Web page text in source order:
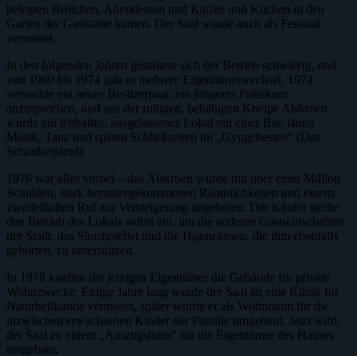
belegten Brötchen, Abendessen und Kaffee und Kuchen in den
Garten der Gaststätte kamen. Der Saal wurde auch als Festsaal
vermietet.
In den folgenden Jahren gestaltete sich der Betrieb schwierig, und
von 1960 bis 1974 gab es mehrere Eigentümerwechsel. 1974
versuchte ein neues Besitzerpaar, ein jüngeres Publikum
anzusprechen, und aus der ruhigen, behäbigen Kneipe Alskroen
wurde ein lebhaftes, ausgelassenes Lokal mit einer Bar, lauter
Musik, Tanz und späten Schließzeiten im „Gyngehesten“ (Das
Schaukelpferd).
1976 war alles vorbei – das Alskroen wurde mit über einer Million
Schulden, stark heruntergekommenen Räumlichkeiten und einem
zweifelhaften Ruf zur Versteigerung angeboten. Der Käufer stellte
den Betrieb des Lokals sofort ein, um die anderen Gastwirtschaften
der Stadt, das Slotshotellet und die Hjørnekroen, die ihm ebenfalls
gehörten, zu unterstützen.
In 1978 kauften die jetzigen Eigentümer die Gebäude für private
Wohnzwecke. Einige Jahre lang wurde der Saal an eine Klinik für
Naturheilkunde vermietet, später wurde er als Wohnraum für die
inzwischen erwachsenen Kinder der Familie umgebaut. Jetzt wird
der Saal zu einem „Auszugshaus“ für die Eigentümer des Hauses
umgebaut.